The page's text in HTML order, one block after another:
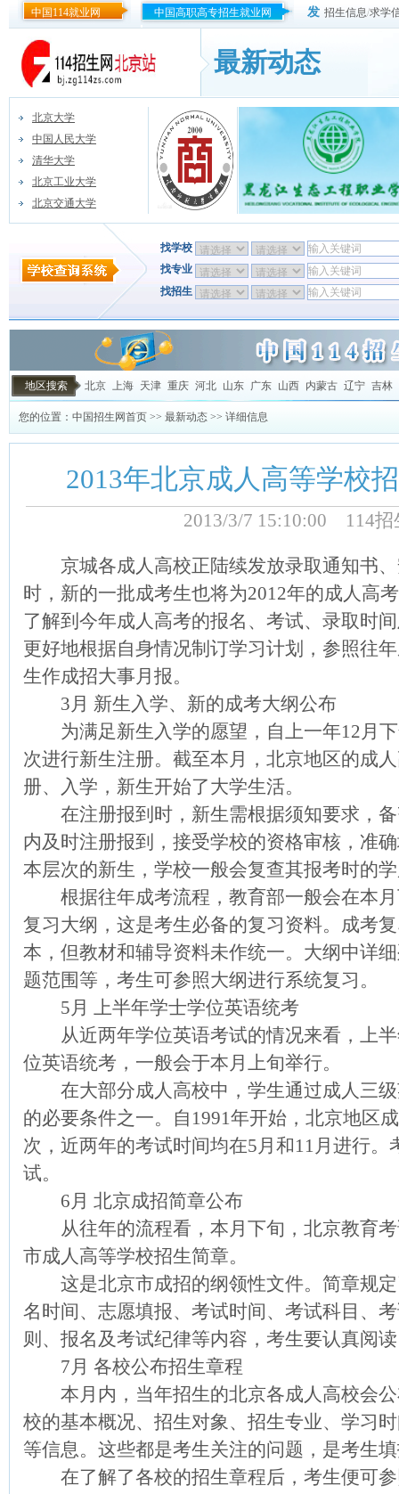
中国114就业网 中国高职高专招生就业网 发 招生信息/求学
最新动态
北京大学
中国人民大学
清华大学
北京工业大学
北京交通大学
找学校
找专业
找招生
地区搜索 北京 上海 天津 重庆 河北 山东 广东 山西 内蒙古 辽宁 吉林
您的位置： 中国招生网首页 >> 最新动态 >> 详细信息
2013年北京成人高等学校
2013/3/7 15:10:00 114招
京城各成人高校正陆续发放录取通知书、
时，新的一批成考生也将为2012年的成人高
了解到今年成人高考的报名、考试、录取时
更好地根据自身情况制订学习计划，参照往
生作成招大事月报。
3月 新生入学、新的成考大纲公布
为满足新生入学的愿望，自上一年12月下
次进行新生注册。截至本月，北京地区的成
册、入学，新生开始了大学生活。
在注册报到时，新生需根据须知要求，备
内及时注册报到，接受学校的资格审核，准
本层次的新生，学校一般会复查其报考时的
根据往年成考流程，教育部一般会在本月
复习大纲，这是考生必备的复习资料。成考
本，但教材和辅导资料未作统一。大纲中详
题范围等，考生可参照大纲进行系统复习。
5月 上半年学士学位英语统考
从近两年学位英语考试的情况来看，上半
位英语统考，一般会于本月上旬举行。
在大部分成人高校中，学生通过成人三级
的必要条件之一。自1991年开始，北京地区
次，近两年的考试时间均在5月和11月进行
试。
6月 北京成招简章公布
从往年的流程看，本月下旬，北京教育考
市成人高等学校招生简章。
这是北京市成招的纲领性文件。简章规定
名时间、志愿填报、考试时间、考试科目、
则、报名及考试纪律等内容，考生要认真阅
7月 各校公布招生章程
本月内，当年招生的北京各成人高校会公
校的基本概况、招生对象、招生专业、学习
等信息。这些都是考生关注的问题，是考生
在了解了各校的招生章程后，考生便可参